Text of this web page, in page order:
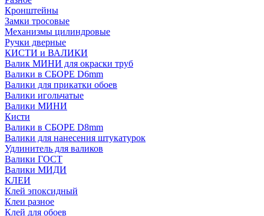
Кронштейны
Замки тросовые
Механизмы цилиндровые
Ручки дверные
КИСТИ и ВАЛИКИ
Валик МИНИ для окраски труб
Валики в СБОРЕ D6mm
Валики для прикатки обоев
Валики игольчатые
Валики МИНИ
Кисти
Валики в СБОРЕ D8mm
Валики для нанесения штукатурок
Удлинитель для валиков
Валики ГОСТ
Валики МИДИ
КЛЕИ
Клей эпоксидный
Клеи разное
Клей для обоев